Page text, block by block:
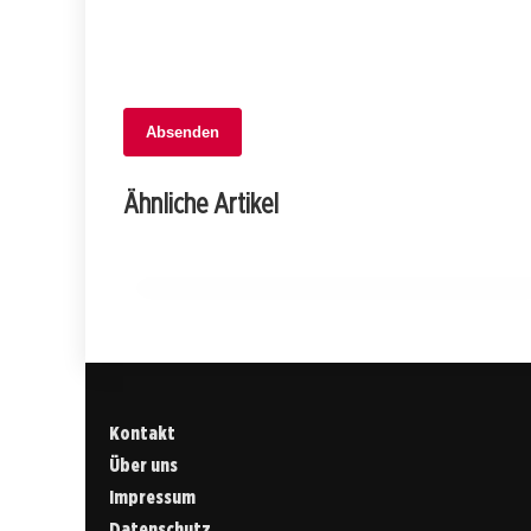
Absenden
Ähnliche Artikel
Blutige Messerattacke in Siebnen:
Afghanischer Mann lebensgefährlich
Kontakt
Über uns
Impressum